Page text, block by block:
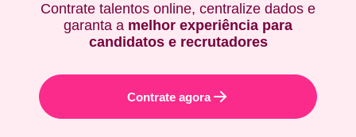
Contrate talentos online, centralize dados e
garanta a melhor experiência para
candidatos e recrutadores
Contrate agora